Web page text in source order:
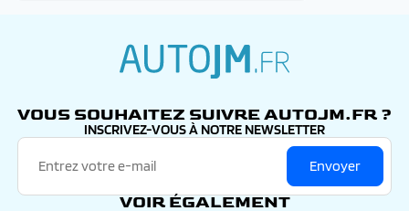
VOUS SOUHAITEZ SUIVRE AUTOJM.FR ?
INSCRIVEZ-VOUS À NOTRE NEWSLETTER
Envoyer
VOIR ÉGALEMENT